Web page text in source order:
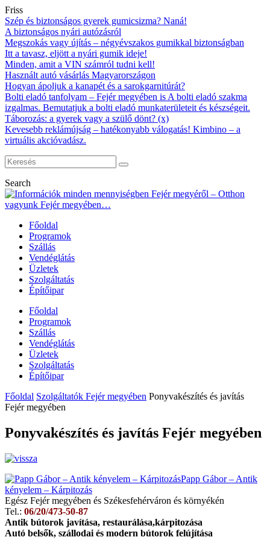
Friss
Szép és biztonságos gyerek gumicsizma? Naná!
A biztonságos nyári autózásról
Megszokás vagy újítás – négyévszakos gumikkal biztonságban
Itt a tavasz, eljött a nyári gumik ideje!
Minden, amit a VIN számról tudni kell!
Használt autó vásárlás Magyarországon
Hogyan ápoljuk a kanapét és a sarokgarnitúrát?
Bolti eladó tanfolyam – Fejér megyében is A bolti eladó szakma
izgalmas. Bemutatjuk a bolti eladó munkaterületeit és készségeit.
Táborozás: a gyerek vagy a szülő dönt? (x)
Kevesebb reklámújság – hatékonyabb válogatás! Kimbino – a
virtuális akcióvadász.
Search
Főoldal
Programok
Szállás
Vendéglátás
Üzletek
Szolgáltatás
Építőipar
Főoldal
Programok
Szállás
Vendéglátás
Üzletek
Szolgáltatás
Építőipar
Főoldal Szolgáltatók Fejér megyében Ponyvakészítés és javítás
Fejér megyében
Ponyvakészítés és javítás Fejér megyében
Papp Gábor – Antik
kényelem – Kárpitozás
Egész Fejér megyében és Székesfehérváron és környékén
Tel.: 06/20/473-50-87
Antik bútorok javítása, restaurálása,kárpitozása
Autó belsők, szállodai és modern bútorok felújítása